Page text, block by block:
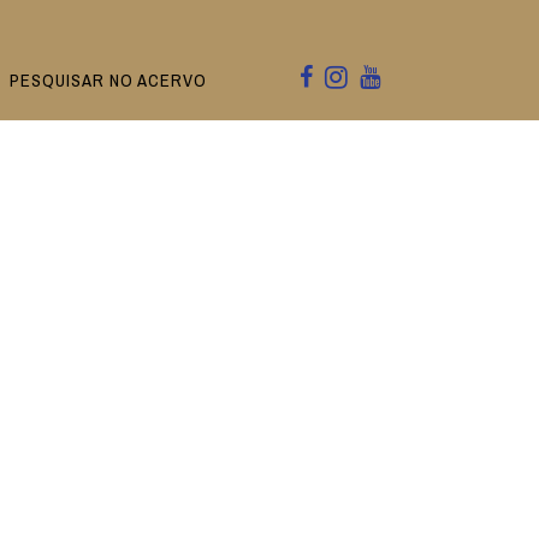
PESQUISAR NO ACERVO